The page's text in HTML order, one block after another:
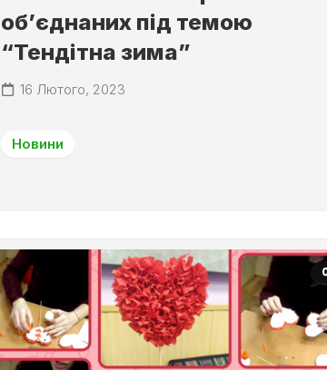
об’єднаних під темою
“Тендітна зима”
16 Лютого, 2023
Новини